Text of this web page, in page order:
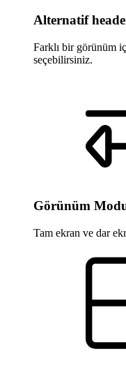
Alternatif
Farklı bir görünüm
seçebilirsiniz.
Görünüm
Tam ekran ve dar